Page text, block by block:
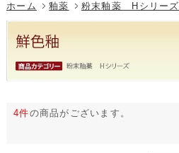
ホーム 釉薬 粉末釉薬 Hシリーズ
4件の商品がございます。